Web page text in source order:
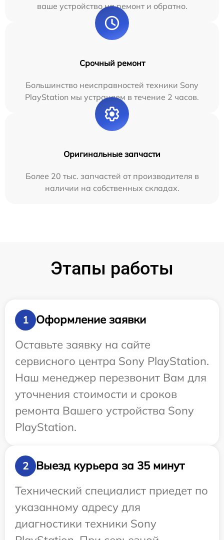
ваше устройство на ремонт и обратно.
Срочный ремонт
Большинство неисправностей техники Sony
PlayStation мы устраняем в течение 2 часов.
Оригинальные запчасти
Более 20 тыс. запчастей от производителя в
наличии на собственных складах.
Этапы работы
1
Оформление заявки
Оставьте заявку на сайте
сервисного центра Sony PlayStation.
Наш менеджер перезвонит Вам для
уточнения стоимости и сроков
ремонта Вашего устройства Sony
PlayStation.
2
Выезд курьера за 35 минут
Технический специалист приедет по
указанному адресу для
диагностики техники Sony